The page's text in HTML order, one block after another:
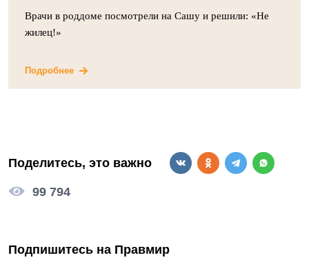
Врачи в роддоме посмотрели на Сашу и решили: «Не
жилец!»
Подробнее
Поделитесь, это важно
99 794
Подпишитесь на Правмир